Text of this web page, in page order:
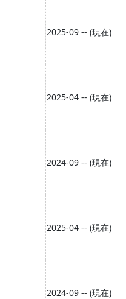
2025-09 -- (現在)
2025-04 -- (現在)
2024-09 -- (現在)
2025-04 -- (現在)
2024-09 -- (現在)